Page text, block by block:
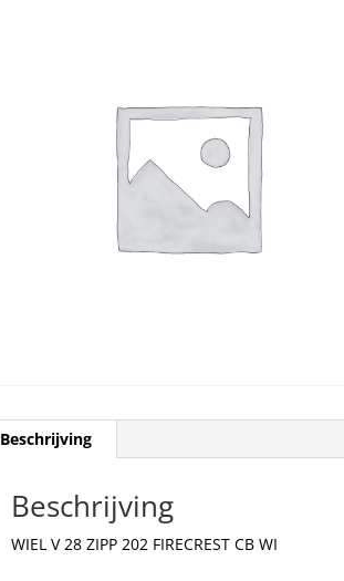
Beschrijving
Beschrijving
WIEL V 28 ZIPP 202 FIRECREST CB WI